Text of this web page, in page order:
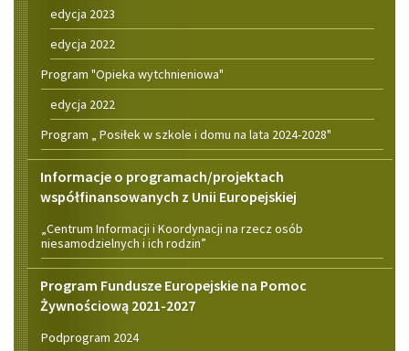
edycja 2023
edycja 2022
Program "Opieka wytchnieniowa"
edycja 2022
Program „ Posiłek w szkole i domu na lata 2024-2028"
Informacje o programach/projektach
współfinansowanych z Unii Europejskiej
„Centrum Informacji i Koordynacji na rzecz osób
niesamodzielnych i ich rodzin”
Program Fundusze Europejskie na Pomoc
Żywnościową 2021-2027
Podprogram 2024